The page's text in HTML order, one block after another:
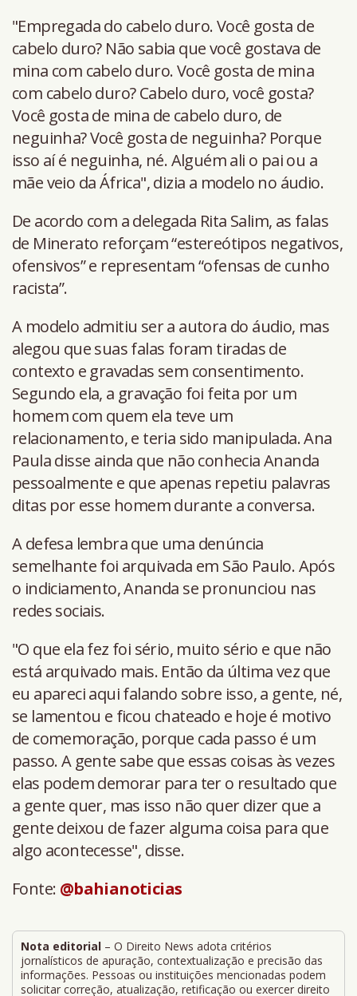
"Empregada do cabelo duro. Você gosta de
cabelo duro? Não sabia que você gostava de
mina com cabelo duro. Você gosta de mina
com cabelo duro? Cabelo duro, você gosta?
Você gosta de mina de cabelo duro, de
neguinha? Você gosta de neguinha? Porque
isso aí é neguinha, né. Alguém ali o pai ou a
mãe veio da África", dizia a modelo no áudio.
De acordo com a delegada Rita Salim, as falas
de Minerato reforçam “estereótipos negativos,
ofensivos” e representam “ofensas de cunho
racista”.
A modelo admitiu ser a autora do áudio, mas
alegou que suas falas foram tiradas de
contexto e gravadas sem consentimento.
Segundo ela, a gravação foi feita por um
homem com quem ela teve um
relacionamento, e teria sido manipulada. Ana
Paula disse ainda que não conhecia Ananda
pessoalmente e que apenas repetiu palavras
ditas por esse homem durante a conversa.
A defesa lembra que uma denúncia
semelhante foi arquivada em São Paulo. Após
o indiciamento, Ananda se pronunciou nas
redes sociais.
"O que ela fez foi sério, muito sério e que não
está arquivado mais. Então da última vez que
eu apareci aqui falando sobre isso, a gente, né,
se lamentou e ficou chateado e hoje é motivo
de comemoração, porque cada passo é um
passo. A gente sabe que essas coisas às vezes
elas podem demorar para ter o resultado que
a gente quer, mas isso não quer dizer que a
gente deixou de fazer alguma coisa para que
algo acontecesse", disse.
Fonte: @bahianoticias
Nota editorial – O Direito News adota critérios
jornalísticos de apuração, contextualização e precisão das
informações. Pessoas ou instituições mencionadas podem
solicitar correção, atualização, retificação ou exercer direito